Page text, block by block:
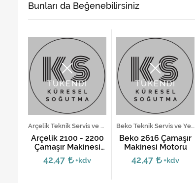
Bunları da Beğenebilirsiniz
TÜKENDİ
Arçelik Teknik Servis ve Yedek Parça Hizmetleri
Arçelik 2100 - 2200
Çamaşır Makinesi
Motoru
42,47 +kdv
TÜKENDİ
Beko Teknik Servis ve Yedek Parça Hizmetleri
Beko 2616 Çamaşır
Makinesi Motoru
42,47 +kdv